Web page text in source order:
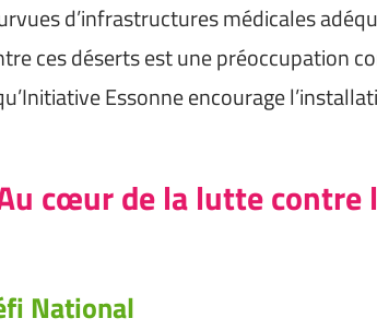
d’infrastructures médicales
ces déserts est une préoccupation
Essonne encourage
cœur de la lutte contre
National